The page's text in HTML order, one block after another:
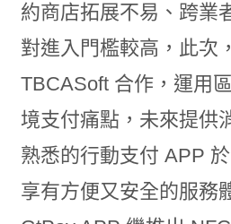
約商店拓展不易、跨業
對進入門檻較高，此次
TBCASoft 合作，運用
境支付痛點，未來提供
熟悉的行動支付 APP
享有方便又安全的服務